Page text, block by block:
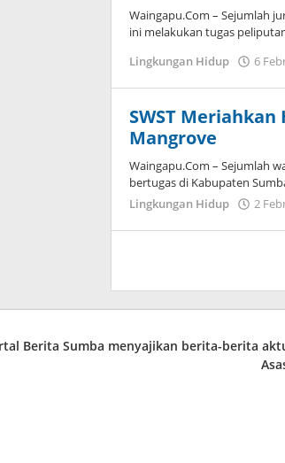
Waingapu.Com – Sejumlah
ini melakukan tugas
Lingkungan Hidup
6
SWST
Mangrove
Waingapu.Com – Sejumlah
bertugas di Kabupaten
Lingkungan Hidup
2
Berita Sumba menyajikan berita-berita